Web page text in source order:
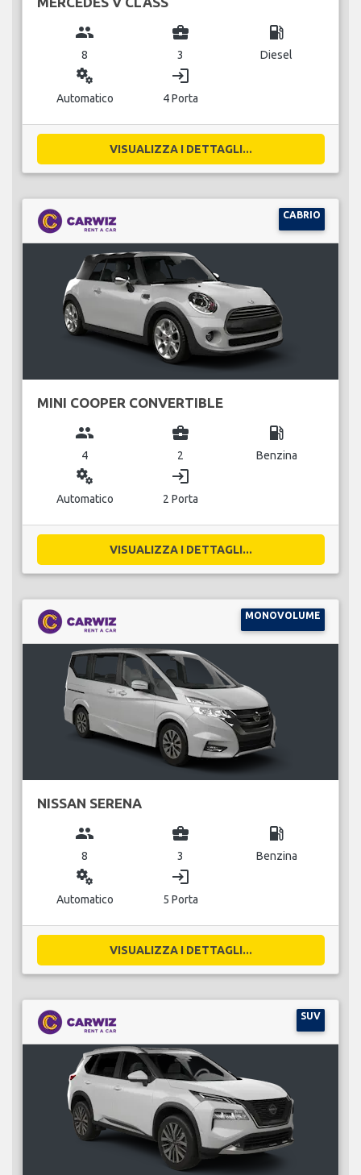
group
8
business_center
3
local_gas_station
Diesel
miscellaneous_services
Automatico
login
4 Porta
VISUALIZZA I DETTAGLI...
CABRIO
MINI COOPER CONVERTIBLE
group
4
business_center
2
local_gas_station
Benzina
miscellaneous_services
Automatico
login
2 Porta
VISUALIZZA I DETTAGLI...
MONOVOLUME
NISSAN SERENA
group
8
business_center
3
local_gas_station
Benzina
miscellaneous_services
Automatico
login
5 Porta
VISUALIZZA I DETTAGLI...
SUV